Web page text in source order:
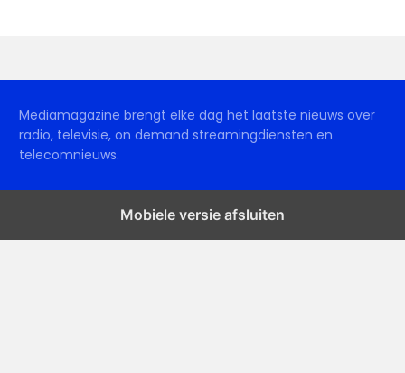
Mediamagazine brengt elke dag het laatste nieuws over
radio, televisie, on demand streamingdiensten en
telecomnieuws.
Mobiele versie afsluiten